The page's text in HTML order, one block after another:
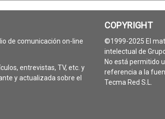
de comunicación on-line
entrevistas, TV, etc. y
y actualizada sobre el
COPYRIGHT
©1999-2025 El
intelectual de
No está permitido
referencia a la
Tecma Red S.L.